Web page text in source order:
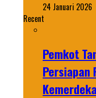
24 Januari 2026
Recent
Pemkot
Persiapan